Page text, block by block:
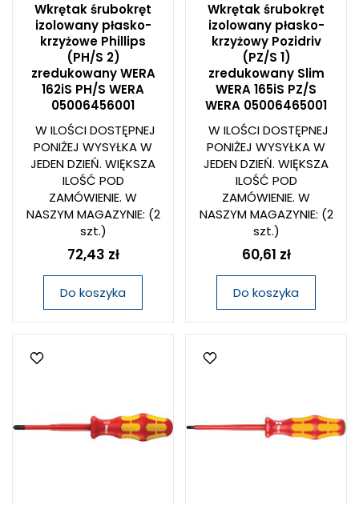
Wkrętak śrubokręt
izolowany płasko-
krzyżowe Phillips
(PH/S 2)
zredukowany WERA
162iS PH/S WERA
05006456001
W ILOŚCI DOSTĘPNEJ
PONIŻEJ WYSYŁKA W
JEDEN DZIEŃ. WIĘKSZA
ILOŚĆ POD
ZAMÓWIENIE. W
NASZYM MAGAZYNIE: (2
szt.)
72,43 zł
Do koszyka
Wkrętak śrubokręt
izolowany płasko-
krzyżowy Pozidriv
(PZ/S 1)
zredukowany Slim
WERA 165iS PZ/S
WERA 05006465001
W ILOŚCI DOSTĘPNEJ
PONIŻEJ WYSYŁKA W
JEDEN DZIEŃ. WIĘKSZA
ILOŚĆ POD
ZAMÓWIENIE. W
NASZYM MAGAZYNIE: (2
szt.)
60,61 zł
Do koszyka